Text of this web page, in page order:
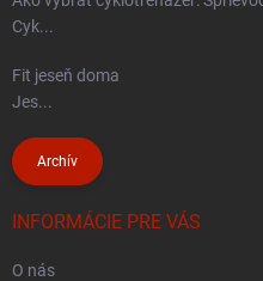
Cyk...
Fit jeseň doma
Jes...
Archív
INFORMÁCIE PRE VÁS
O nás